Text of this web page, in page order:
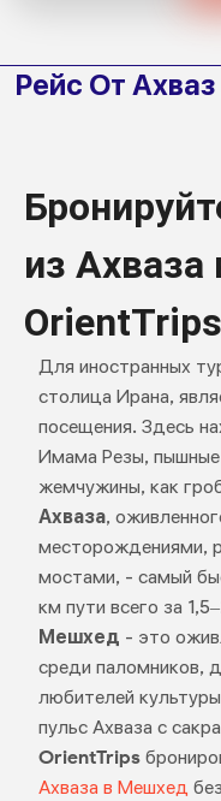
Рейс От
из
OrientTrips
Для иностранных
столица Ирана,
посещения. Здесь
Имама Резы, пышные
жемчужины, как
Ахваза,
месторождениями,
мостами, - самый
км пути всего за
Мешхед - это
среди паломников,
любителей
пульс Ахваза с
OrientTrips
Ахваза в Мешхед